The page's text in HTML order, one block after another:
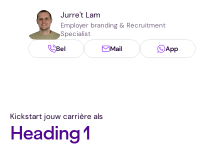
Jurre't Lam
Employer branding & Recruitment
Specialist
Bel
Mail App
Kickstart jouw carrière als
Heading 1